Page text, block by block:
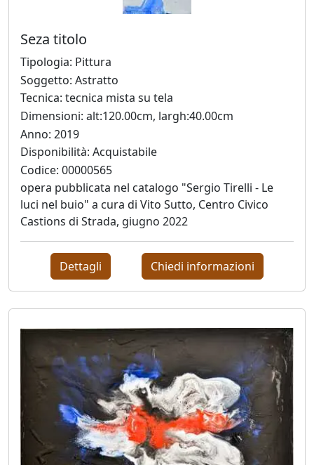
Graziano
Giovanatto
Laura
Grusovin
Paolo
Gubinelli
Lucia
Guidorizzi
Iovacchini
Jimi
Gazzosa
(Domenico
Masullo)
Seza titolo
Tipologia: Pittura
Soggetto: Astratto
Tecnica: tecnica mista su tela
Dimensioni: alt:120.00cm, largh:40.00cm
Anno: 2019
Disponibilità: Acquistabile
Codice: 00000565
opera pubblicata nel catalogo "Sergio Tirelli - Le
luci nel buio" a cura di Vito Sutto, Centro Civico
Castions di Strada, giugno 2022
Dettagli Chiedi informazioni